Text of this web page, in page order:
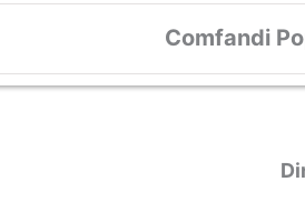
Comfandi